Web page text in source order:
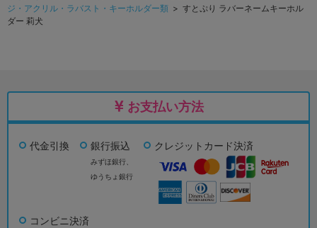
ジ・アクリル・ラバスト・キーホルダー類 > すとぷり ラバーネームキーホル
ダー 莉犬
お支払い方法
代金引換 銀行振込
みずほ銀行、
ゆうちょ銀行
クレジットカード決済
コンビニ決済